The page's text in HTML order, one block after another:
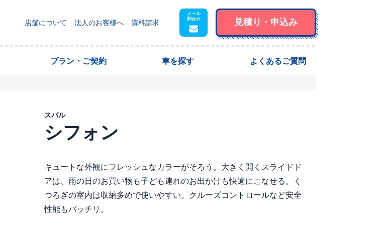
店舗について 法人のお客様へ 資料請求 見積り・ 申込み
プラン・ご契約 車を探す よくあるご質問
スバル
シフォン
キュートな外観にフレッシュなカラーがそろう。大きく開くスライドド
アは、雨の日のお買い物も子ども連れのお出かけも快適にこなせる。く
つろぎの室内は収納多めで使いやすい。クルーズコントロールなど安全
性能もバッチリ。